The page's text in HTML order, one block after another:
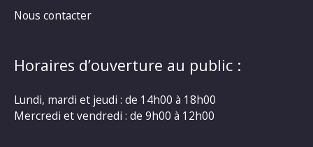
Nous contacter
Horaires d’ouverture au public :
Lundi, mardi et jeudi : de 14h00 à 18h00
Mercredi et vendredi : de 9h00 à 12h00